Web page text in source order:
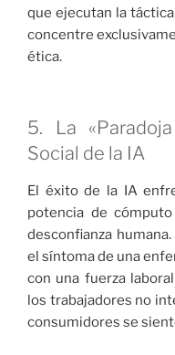
que ejecutan la
concentre
ética.
5. La
Social de la IA
El éxito de la IA
potencia de
desconfianza
el síntoma de una
con una fuerza
los trabajadores no
consumidores se